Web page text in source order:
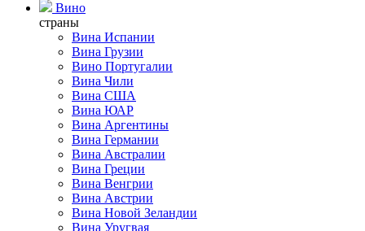
Вино
страны
Вина Испании
Вина Грузии
Вино Португалии
Вина Чили
Вина США
Вина ЮАР
Вина Аргентины
Вина Германии
Вина Австралии
Вина Греции
Вина Венгрии
Вина Австрии
Вина Новой Зеландии
Вина Уругвая